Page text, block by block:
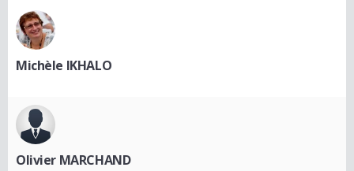
Michèle IKHALO
Olivier MARCHAND